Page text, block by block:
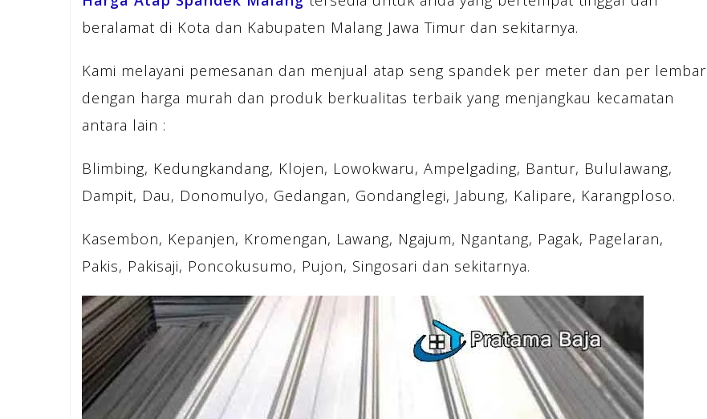
beralamat di Kota dan Kabupaten Malang Jawa Timur dan sekitarnya.
Kami melayani pemesanan dan menjual atap seng spandek per meter dan per lembar
dengan harga murah dan produk berkualitas terbaik yang menjangkau kecamatan
antara lain :
Blimbing, Kedungkandang, Klojen, Lowokwaru, Ampelgading, Bantur, Bululawang,
Dampit, Dau, Donomulyo, Gedangan, Gondanglegi, Jabung, Kalipare, Karangploso.
Kasembon, Kepanjen, Kromengan, Lawang, Ngajum, Ngantang, Pagak, Pagelaran,
Pakis, Pakisaji, Poncokusumo, Pujon, Singosari dan sekitarnya.